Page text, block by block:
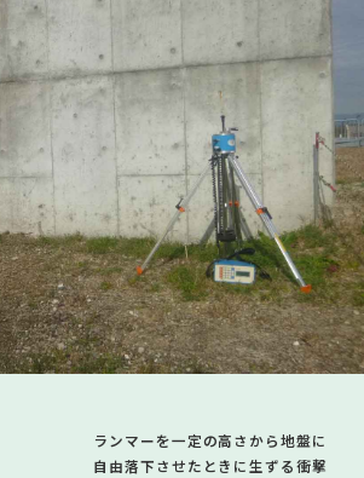
ランマーを一定の高さから地盤に
自由落下させたときに生ずる衝撃